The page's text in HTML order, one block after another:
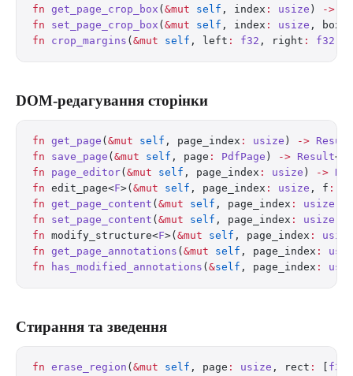
fn get_page_crop_box ( &mut self , index : usize ) ->
fn set_page_crop_box ( &mut self , index : usize , box_
fn crop_margins ( &mut self , left : f32 , right : f32
DOM-редагування сторінки
fn get_page ( &mut self , page_index : usize ) -> Result
fn save_page ( &mut self , page : PdfPage ) -> Result
fn page_editor( &mut self , page_index : usize ) ->
fn edit_page<F>( &mut self , page_index : usize , f :
fn get_page_content ( &mut self , page_index : usize
fn set_page_content ( &mut self , page_index : usize
fn modify_structure<F>( &mut self , page_index :
usize
fn get_page_annotations ( &mut self , page_index :
fn has_modified_annotations ( &self , page_index :
Стирання та зведення
fn erase_region ( &mut self , page : usize , rect : f32